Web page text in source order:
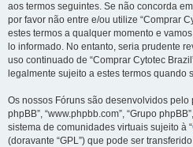
aos termos seguintes. Se não concorda
por favor não entre e/ou utilize “Comprar
estes termos a qualquer momento e
lo informado. No entanto, seria prudente
uso continuado de “Comprar Cytotec
legalmente sujeito a estes termos quando
Os nossos Fóruns são desenvolvidos pelo
phpBB”, “www.phpbb.com”, “Grupo
sistema de comunidades virtuais sujeito à “
(doravante “GPL”) que pode ser